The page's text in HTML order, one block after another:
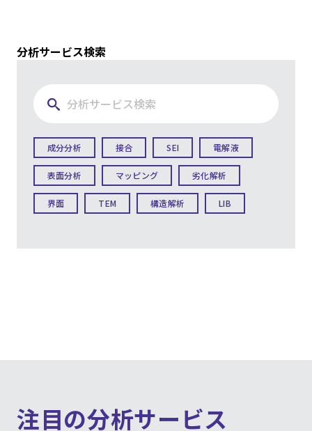
分析サービス検索
成分分析 接合 SEI 電解液
表面分析 マッピング 劣化解析
界面 TEM 構造解析 LIB
注目の分析サービス